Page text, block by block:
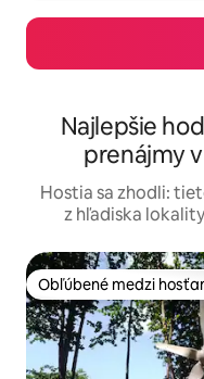
Najlepšie
prenájmy
Hostia sa zhodli:
z hľadiska
Obľúbené medzi
Obľúbené medzi